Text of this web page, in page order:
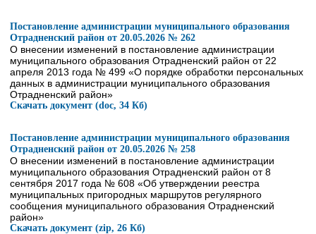
Постановление администрации муниципального образования
Отрадненский район от 20.05.2026 № 262
О внесении изменений в постановление администрации
муниципального образования Отрадненский район от 22
апреля 2013 года № 499 «О порядке обработки персональных
данных в администрации муниципального образования
Отрадненский район»
Скачать документ (doc, 34 Кб)
Постановление администрации муниципального образования
Отрадненский район от 20.05.2026 № 258
О внесении изменений в постановление администрации
муниципального образования Отрадненский район от 8
сентября 2017 года № 608 «Об утверждении реестра
муниципальных пригородных маршрутов регулярного
сообщения муниципального образования Отрадненский
район»
Скачать документ (zip, 26 Кб)